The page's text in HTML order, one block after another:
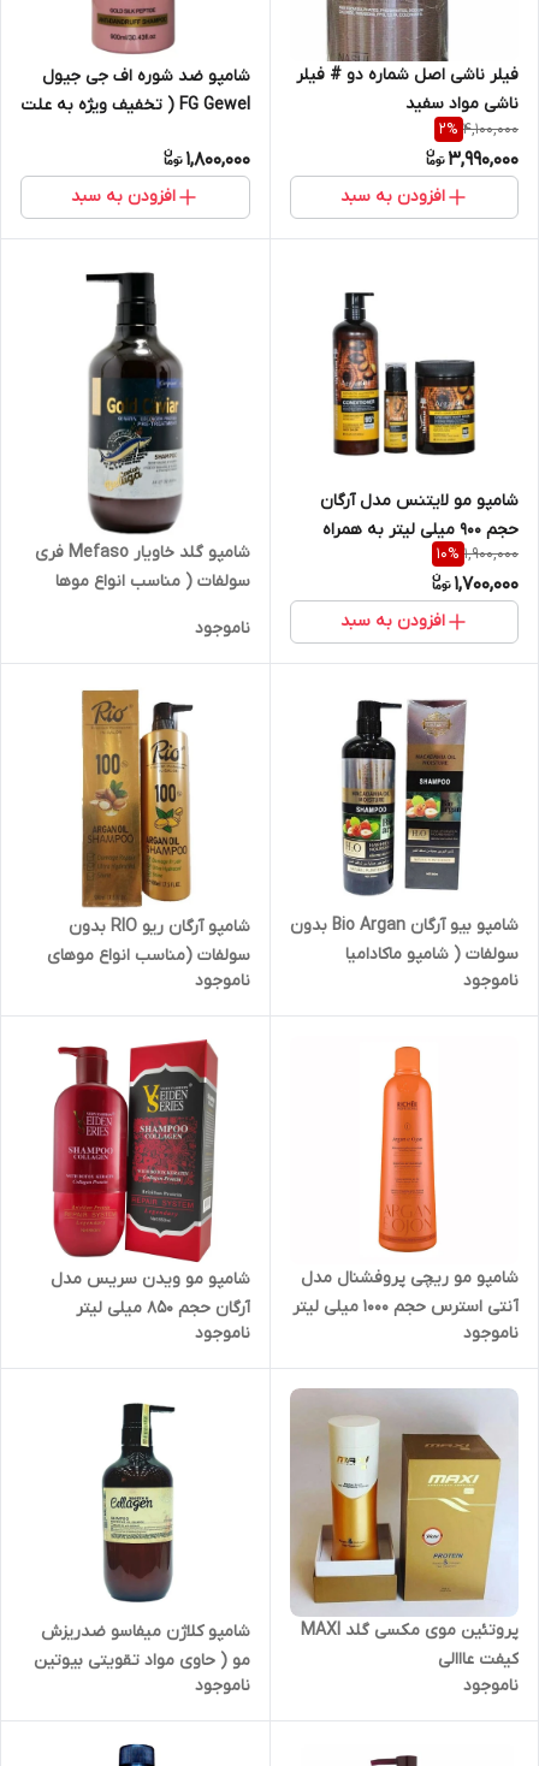
فیلر ناشی اصل شماره دو # فیلر
ناشی مواد سفید
4,100,000
2%
3,990,000
افزودن به سبد
شامپو ضد شوره اف جی جیول
FG Gewel ( تخفیف ویژه به علت
1,800,000
افزودن به سبد
شامپو مو لایتنس مدل آرگان
حجم 900 میلی لیتر به همراه
روغن مو حجم 100 میلی لیتر
1,900,000
10%
1,700,000
افزودن به سبد
شامپو گلد خاویار Mefaso فری
سولفات ( مناسب انواع موها
ناموجود
شامپو بیو آرگان Bio Argan بدون
سولفات ( شامپو ماکادامیا
ناموجود
شامپو آرگان ریو RIO بدون
سولفات (مناسب انواع موهای
کراتین
ناموجود
شامپو مو ریچی پروفشنال مدل
آنتی استرس حجم 1000 میلی لیتر
ناموجود
شامپو مو ویدن سریس مدل
آرگان حجم 850 میلی لیتر
ناموجود
پروتئین موی مکسی گلد MAXI
کیفت عااالی
ناموجود
شامپو کلاژن میفاسو ضدریزش
مو ( حاوی مواد تقویتی بیوتین
ناموجود